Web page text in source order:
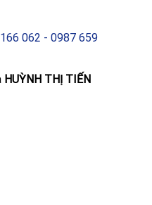
một cách bền vững.
hiệu suất vượt thời gian.
062 - 0987 659
HUỲNH THỊ TIẾN